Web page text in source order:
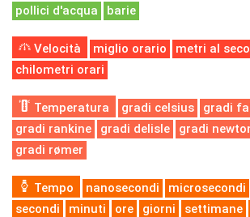
pollici d'acqua
barie
Velocità miglio orario
metri al
chilometri orari
Temperatura gradi celsius gradi
gradi rankine
gradi delisle gradi
gradi rømer
Tempo nanosecondi microsecondi
secondi
minuti ore giorni settimane